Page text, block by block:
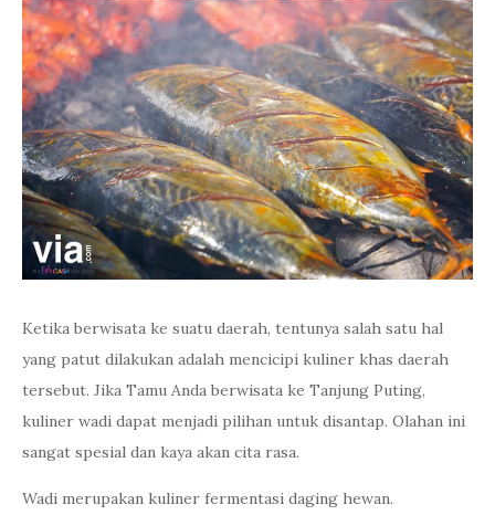
Ketika berwisata ke suatu daerah, tentunya salah satu hal
yang patut dilakukan adalah mencicipi kuliner khas daerah
tersebut. Jika Tamu Anda berwisata ke Tanjung Puting,
kuliner wadi dapat menjadi pilihan untuk disantap. Olahan ini
sangat spesial dan kaya akan cita rasa.
Wadi merupakan kuliner fermentasi daging hewan.